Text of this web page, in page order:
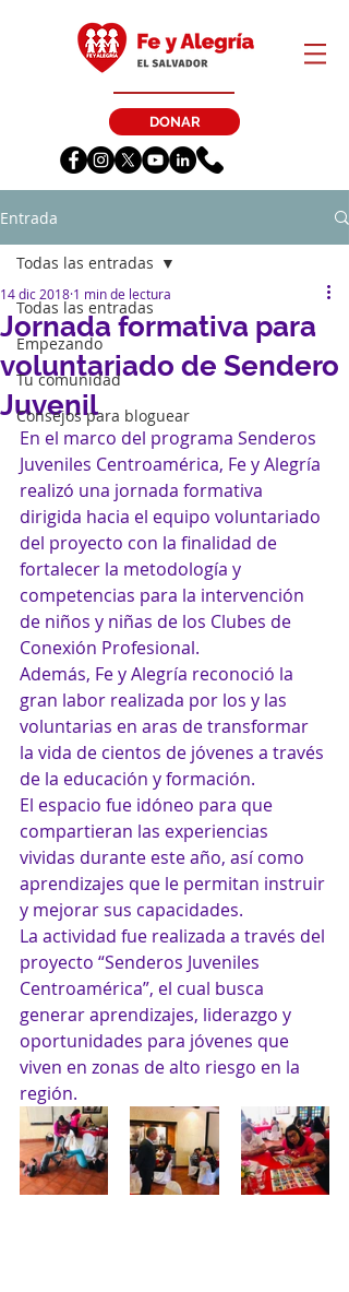
DONAR
Entrada
Todas las entradas
Empezando
Tu comunidad
Consejos para bloguear
Todas las entradas
Jornada formativa para
voluntariado de Sendero
Juvenil
14 dic 2018 1 min de lectura
En el marco del programa Senderos
Juveniles Centroamérica, Fe y Alegría
realizó una jornada formativa
dirigida hacia el equipo voluntariado
del proyecto con la finalidad de
fortalecer la metodología y
competencias para la intervención
de niños y niñas de los Clubes de
Conexión Profesional.
Además, Fe y Alegría reconoció la
gran labor realizada por los y las
voluntarias en aras de transformar
la vida de cientos de jóvenes a través
de la educación y formación.
El espacio fue idóneo para que
compartieran las experiencias
vividas durante este año, así como
aprendizajes que le permitan instruir
y mejorar sus capacidades.
La actividad fue realizada a través del
proyecto “Senderos Juveniles
Centroamérica”, el cual busca
generar aprendizajes, liderazgo y
oportunidades para jóvenes que
viven en zonas de alto riesgo en la
región.